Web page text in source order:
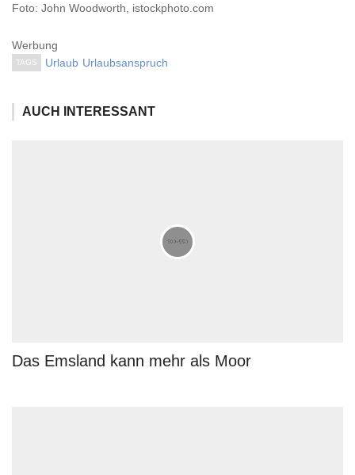
Foto: John Woodworth, istockphoto.com
Werbung
TAGS Urlaub Urlaubsanspruch
AUCH INTERESSANT
Das Emsland kann mehr als Moor